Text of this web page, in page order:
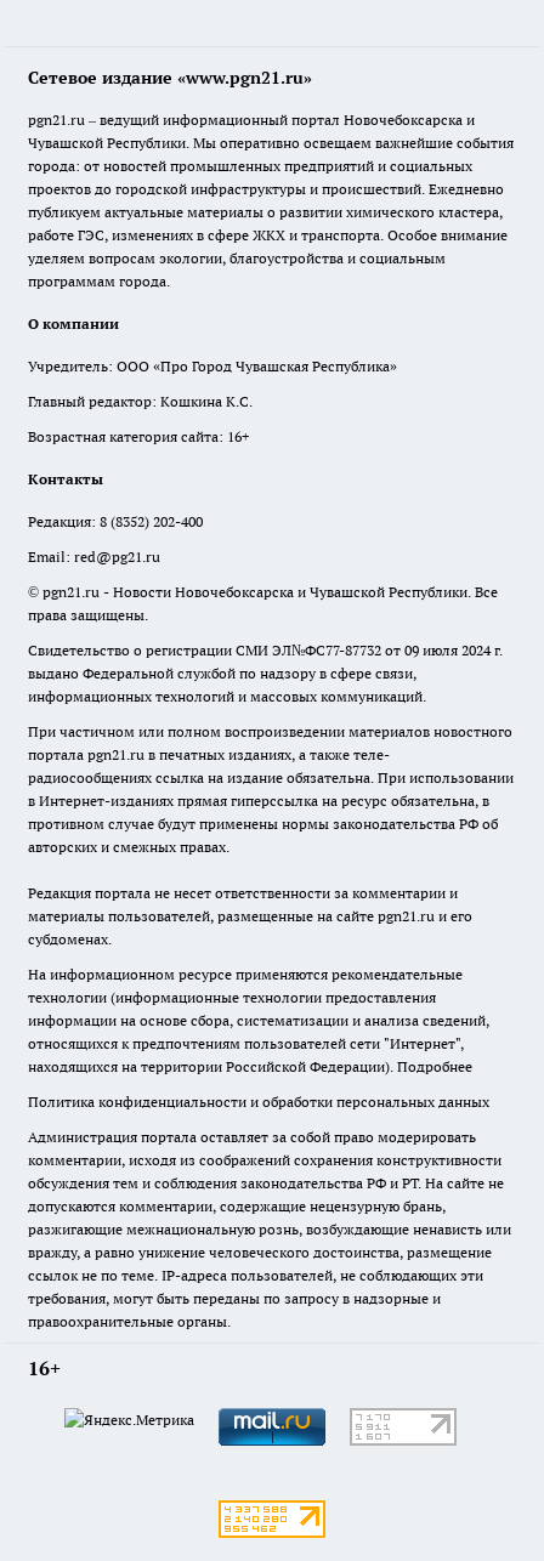
Сетевое издание «www.pgn21.ru»
pgn21.ru – ведущий информационный портал Новочебоксарска и
Чувашской Республики. Мы оперативно освещаем важнейшие события
города: от новостей промышленных предприятий и социальных
проектов до городской инфраструктуры и происшествий. Ежедневно
публикуем актуальные материалы о развитии химического кластера,
работе ГЭС, изменениях в сфере ЖКХ и транспорта. Особое внимание
уделяем вопросам экологии, благоустройства и социальным
программам города.
О компании
Учредитель: ООО «Про Город Чувашская Республика»
Главный редактор: Кошкина К.С.
Возрастная категория сайта: 16+
Контакты
Редакция: 8 (8352) 202-400
Email: red@pg21.ru
© pgn21.ru - Новости Новочебоксарска и Чувашской Республики. Все
права защищены.
Свидетельство о регистрации СМИ ЭЛ№ФС77-87732 от 09 июля 2024 г.
выдано Федеральной службой по надзору в сфере связи,
информационных технологий и массовых коммуникаций.
При частичном или полном воспроизведении материалов новостного
портала pgn21.ru в печатных изданиях, а также теле-
радиосообщениях ссылка на издание обязательна. При использовании
в Интернет-изданиях прямая гиперссылка на ресурс обязательна, в
противном случае будут применены нормы законодательства РФ об
авторских и смежных правах.
Редакция портала не несет ответственности за комментарии и
материалы пользователей, размещенные на сайте pgn21.ru и его
субдоменах.
На информационном ресурсе применяются рекомендательные
технологии (информационные технологии предоставления
информации на основе сбора, систематизации и анализа сведений,
относящихся к предпочтениям пользователей сети "Интернет",
находящихся на территории Российской Федерации). Подробнее
Политика конфиденциальности и обработки персональных данных
Администрация портала оставляет за собой право модерировать
комментарии, исходя из соображений сохранения конструктивности
обсуждения тем и соблюдения законодательства РФ и РТ. На сайте не
допускаются комментарии, содержащие нецензурную брань,
разжигающие межнациональную рознь, возбуждающие ненависть или
вражду, а равно унижение человеческого достоинства, размещение
ссылок не по теме. IP-адреса пользователей, не соблюдающих эти
требования, могут быть переданы по запросу в надзорные и
правоохранительные органы.
16+